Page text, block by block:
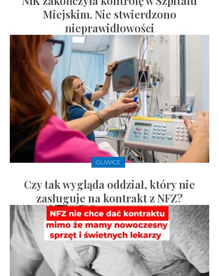
Miejskim. Nie stwierdzono
nieprawidłowości
GLIWICE
Czy tak wygląda oddział, który nie
zasługuje na kontrakt z NFZ?